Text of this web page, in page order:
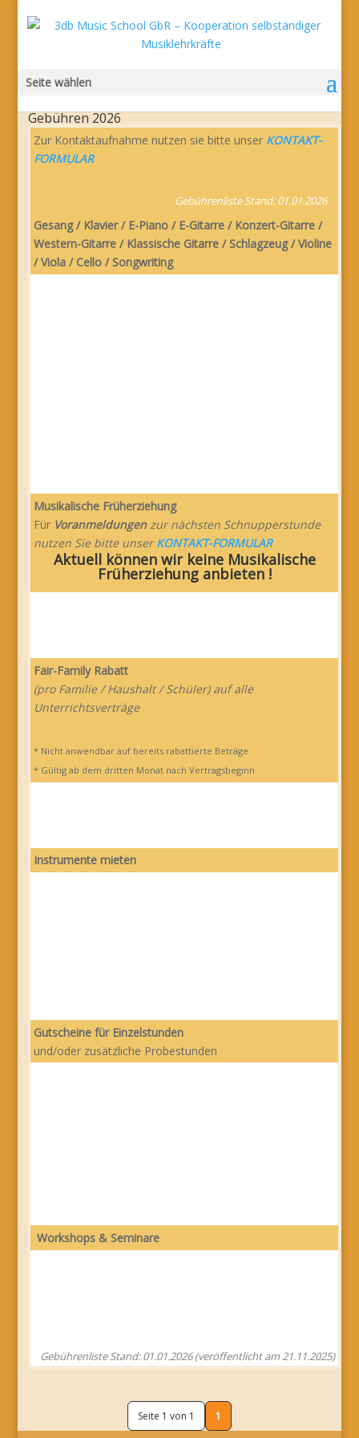
Seite wählen
Gebühren 2026
Zur Kontaktaufnahme nutzen sie bitte unser KONTAKT-
FORMULAR
Gebührenliste Stand: 01.01.2026
Gesang / Klavier / E-Piano / E-Gitarre / Konzert-Gitarre /
Western-Gitarre / Klassische Gitarre / Schlagzeug / Violine
/ Viola / Cello / Songwriting
Musikalische Früherziehung
Für Voranmeldungenzur nächsten Schnupperstunde
nutzen Sie bitte unserKONTAKT-FORMULAR
Aktuell können wir keine Musikalische
Früherziehung anbieten !
Fair-Family Rabatt
(pro Familie / Haushalt / Schüler) auf alle
Unterrichtsverträge
* Nicht anwendbar auf bereits rabattierte Beträge
* Gültig ab dem dritten Monat nach Vertragsbeginn
Instrumente mieten
Gutscheine für Einzelstunden
und/oder zusätzliche Probestunden
Workshops & Seminare
Gebührenliste Stand: 01.01.2026 (veröffentlicht am 21.11.2025)
Seite 1 von 1 1